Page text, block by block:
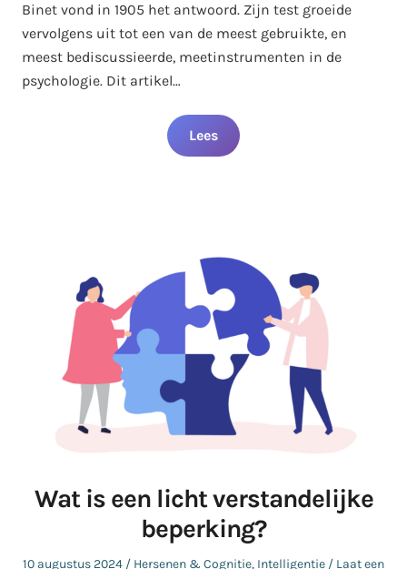
Binet vond in 1905 het antwoord. Zijn test groeide
vervolgens uit tot een van de meest gebruikte, en
meest bediscussieerde, meetinstrumenten in de
psychologie. Dit artikel…
Lees
Wat is een licht verstandelijke
beperking?
Geplaatst
10 augustus 2024
Geplaatst
Hersenen & Cognitie, Intelligentie
Laat een